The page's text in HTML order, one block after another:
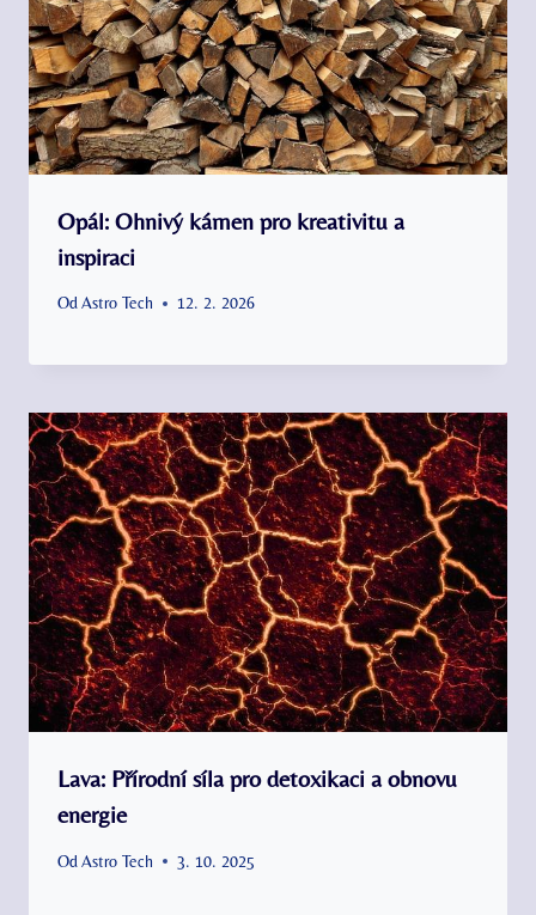
Opál: Ohnivý kámen pro kreativitu a
inspiraci
OdAstro Tech 12. 2. 2026
Lava: Přírodní síla pro detoxikaci a obnovu
energie
Od Astro Tech 3. 10. 2025